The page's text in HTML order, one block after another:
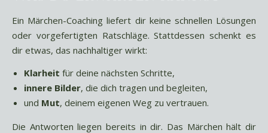
Ein Märchen-Coaching liefert dir keine schnellen Lösungen
oder vorgefertigten Ratschläge. Stattdessen schenkt es
dir etwas, das nachhaltiger wirkt:
Klarheit für deine nächsten Schritte,
innere Bilder, die dich tragen und begleiten,
und Mut, deinem eigenen Weg zu vertrauen.
Die Antworten liegen bereits in dir. Das Märchen hält dir